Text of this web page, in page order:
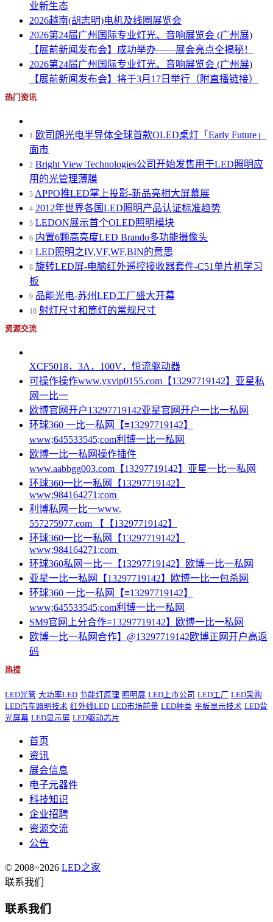
业新生态
2026越南(胡志明)电机及线圈展览会
2026第24届广州国际专业灯光、音响展览会 (广州展)
【展前新闻发布会】成功举办——展会亮点全揭秘！
2026第24届广州国际专业灯光、音响展览会 (广州展)
【展前新闻发布会】将于3月17日举行（附直播链接）
热门资讯
1 欧司朗光电半导体全球首款OLED桌灯「Early Future」
面市
2 Bright View Technologies公司开始发售用于LED照明应
用的光管理薄膜
3 APPO推LED掌上投影-新品亮相大屏幕展
4 2012年世界各国LED照明产品认证标准趋势
5 LEDON展示首个OLED照明模块
6 内置6颗高亮度LED Brando多功能摄像头
7 LED照明之IV,VF,WF,BIN的意思
8 旋转LED屏-电脑红外遥控接收器套件-C51单片机学习
板
9 品能光电-苏州LED工厂盛大开幕
10 射灯尺寸和筒灯的常规尺寸
资源交流
XCF5018，3A，100V，恒流驱动器
可操作操作www.yxvip0155.com【13297719142】亚星私
网一比一
欧博官网开户13297719142亚星官网开户一比一私网
环球360 一比一私网【≡13297719142】
www;645533545;com利博一比一私网
欧博一比一私网操作插件
www.aabbgg003.com【13297719142】亚星一比一私网
环球360一比一私网【13297719142】
www;984164271;com
利博私网一比一www.
557275977.com 【【13297719142】
环球360一比一私网【13297719142】
www;984164271;com
环球360私网一比一【13297719142】欧博一比一私网
亚星一比一私网【13297719142】欧博一比一包杀网
环球360 一比一私网【≡13297719142】
www;645533545;com利博一比一私网
SM9官网上分合作≡13297719142】欧博一比一私网
欧博一比一私网合作】@13297719142欧博正网开户高返
码
热搜
LED光管 大功率LED 节能灯原理 照明展 LED上市公司 LED工厂 LED采购
LED汽车照明技术 红外线LED LED市场前景 LED种类 平板显示技术 LED背
光屏幕 LED显示屏 LED驱动芯片
首页
资讯
展会信息
电子元器件
科技知识
企业招聘
资源交流
公告
© 2008~2026 LED之家
联系我们
联系我们